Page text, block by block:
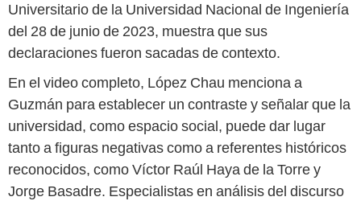
Universitario de la Universidad Nacional de Ingeniería
del 28 de junio de 2023, muestra que sus
declaraciones fueron sacadas de contexto.
En el video completo, López Chau menciona a
Guzmán para establecer un contraste y señalar que la
universidad, como espacio social, puede dar lugar
tanto a figuras negativas como a referentes históricos
reconocidos, como Víctor Raúl Haya de la Torre y
Jorge Basadre. Especialistas en análisis del discurso